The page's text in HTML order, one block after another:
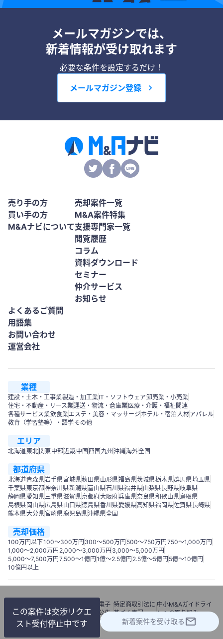
この案件は交渉リクエ
スト受付停止中です
新着案件を受け取る
メールマガジンでは、
新着情報が受け取れます
必要な条件を設定するだけ！
メールマガジン登録
売り手の方
買い手の方
M&Aナビについて
売却案件一覧
M&A案件特集
支援専門家一覧
閲覧履歴
コラム
資料ダウンロード
セミナー
仲介サービス
お知らせ
よくあるご質問
用語集
お問い合わせ
運営会社
業種
建設・土木・工事業製造・加工業IT・ソフトウェア卸売業・小売業
住宅・不動産・リース業運送・物流・倉庫業 医療・介護・福祉関連
各種サービス業飲食業エステ・美容・マッサージ ホテル・宿泊 人材アパレル
教育（学習塾等）・語学その他
エリア
北海道東北 関東中部近畿中国 四国 九州 沖縄海外全国
都道府県
北海道青森県岩手県宮城県秋田県山形県福島県茨城県栃木県群馬県埼玉県
千葉県東京都神奈川県新潟県富山県石川県福井県山梨県長野県岐阜県
静岡県愛知県三重県滋賀県京都府大阪府兵庫県奈良県和歌山県鳥取県
島根県 岡山県広島県山口県徳島県香川県愛媛県高知県福岡県佐賀県長崎県
熊本県大分県宮崎県鹿児島県沖縄県全国
売却価格
100万円以下100〜300万円 300〜500万円 500～750万円 750〜1,000万円
1,000～2,000万円 2,000～3,000万円 3,000～5,000万円
5,000～7,500万円 7,500～1億円 1億～2.5億円 2.5億～5億円 5億～10億円
10億円以上
規約 保護方針
ィーポリシー
電子
公告
特定商取引法に
基づく表記
中小M&Aガイドライ
ンへの取り組み
© 2018 M&Aナビ